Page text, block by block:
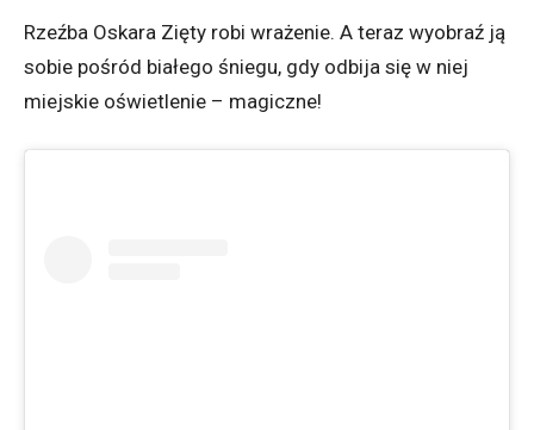
Rzeźba Oskara Zięty robi wrażenie. A teraz wyobraź ją
sobie pośród białego śniegu, gdy odbija się w niej
miejskie oświetlenie – magiczne!